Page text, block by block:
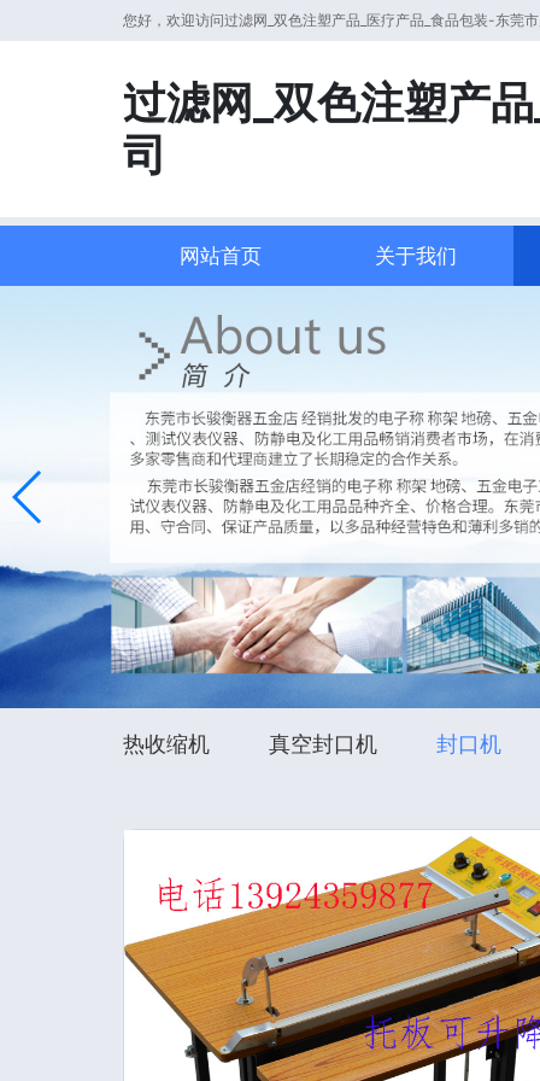
您好，欢迎访问过滤网_双色注塑产品_医疗产品_食品包装-东莞
过滤网_双色注塑产
司
网站首页 关于我们
热收缩机 真空封口机 封口机